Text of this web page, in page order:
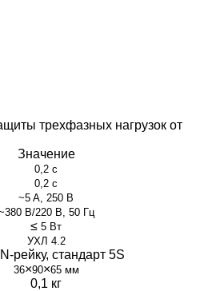
трехфазных нагрузок от
Значение
0,2 с
0,2 с
~5 A , 250 В
380 В/220В 50 Гц
≤ 5 Вт
УХЛ 4.2
рейку, стандарт 5S
36×90×65 мм
0,1 кг